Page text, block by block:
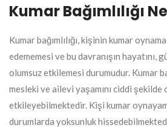
Kumar Bağımlılığı
Kumar bağımlılığı, kişinin kumar
edememesi ve bu davranışın hayatını,
olumsuz etkilemesi durumudur. Kumar
mesleki ve ailevi yaşamını ciddi şekilde
etkileyebilmektedir. Kişi kumar
durumlarda yoksunluk